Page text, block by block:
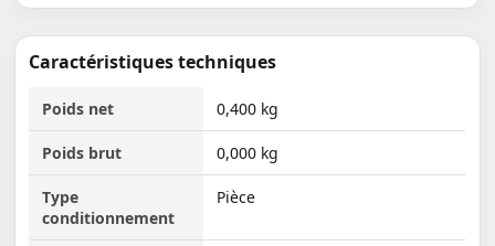
Caractéristiques techniques
Poids net 0,400 kg
Poids brut 0,000 kg
Type
conditionnement
Pièce